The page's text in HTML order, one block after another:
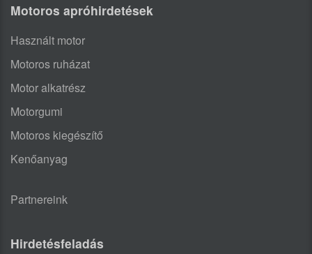
Motoros apróhirdetések
Használt motor
Motoros ruházat
Motor alkatrész
Motorgumi
Motoros kiegészítő
Kenőanyag
Partnereink
Hirdetésfeladás